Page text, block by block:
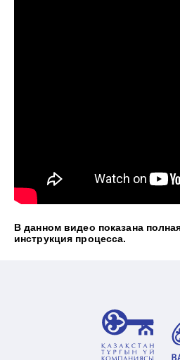
В данном видео показана
инструкция процесса.